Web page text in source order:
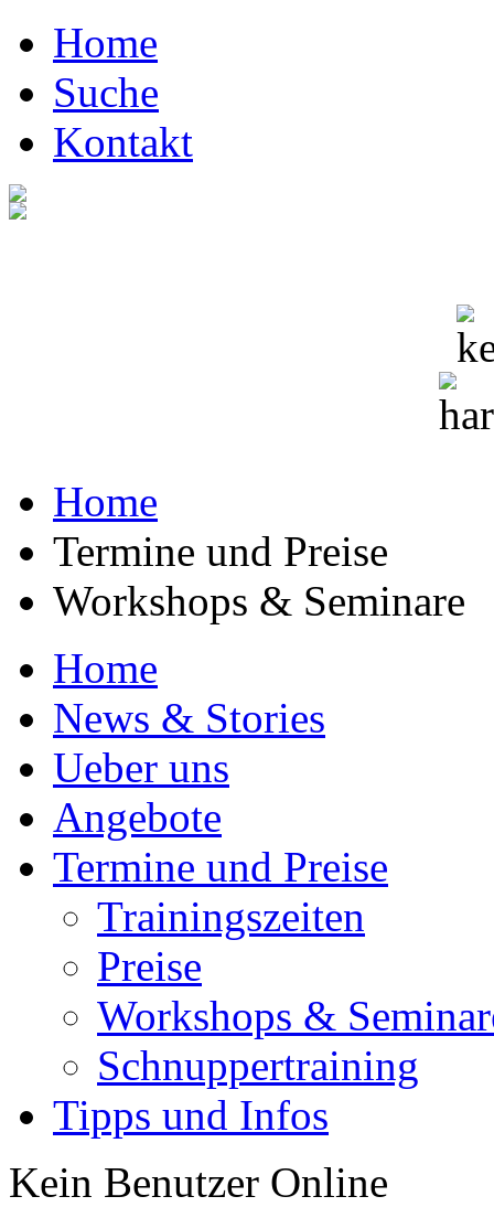
Home
Suche
Kontakt
Home
Termine und Preise
Workshops & Seminare
Home
News & Stories
Ueber uns
Angebote
Termine und Preise
Trainingszeiten
Preise
Workshops &
Schnuppertraining
Tipps und Infos
Kein Benutzer Online